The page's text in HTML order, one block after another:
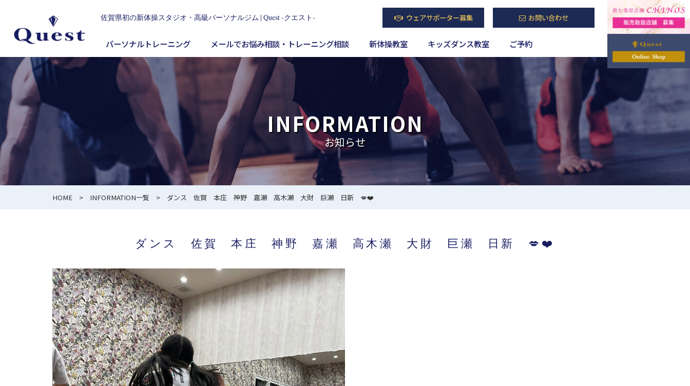
佐賀県初の新体操スタジオ・高級パーソナルジム | Quest ‐クエスト‐ ウェアサポーター募集 お問い合わせ
パーソナルトレーニング メールでお悩み相談・トレーニング相談 新体操教室 キッズダンス教室 ご予約
INFORMATION
お知らせ
HOME > INFORMATION一覧 > ダンス 佐賀 本庄 神野 嘉瀬 高木瀬 大財 巨瀬 日新 💋❤️
ダンス 佐賀 本庄 神野 嘉瀬 高木瀬 大財 巨瀬 日新 💋❤️